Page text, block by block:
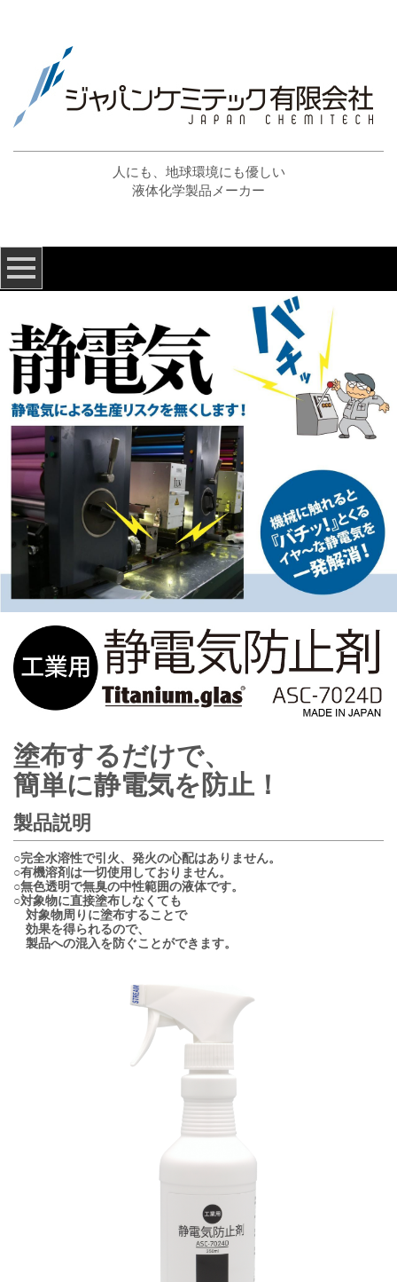
人にも、地球環境にも優しい
液体化学製品メーカー
塗布するだけで、
簡単に静電気を防止！
製品説明
○完全水溶性で引火、発火の心配はありません。
○有機溶剤は一切使用しておりません。
○無色透明で無臭の中性範囲の液体です。
○対象物に直接塗布しなくても
対象物周りに塗布することで
効果を得られるので、
製品への混入を防ぐことができます。